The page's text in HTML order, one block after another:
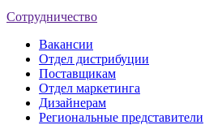
Сотрудничество
Вакансии
Отдел дистрибуции
Поставщикам
Отдел маркетинга
Дизайнерам
Региональные представители